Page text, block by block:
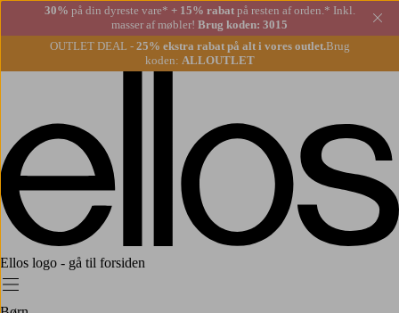
30% på din dyreste vare* + 15% rabatpå resten af orden.* Inkl.
masser af møbler! Brug koden: 3015
OUTLET DEAL - 25% ekstra rabat på alt i vores outlet.Brug
koden: ALLOUTLET
Ellos logo - gå til forsiden
Menu